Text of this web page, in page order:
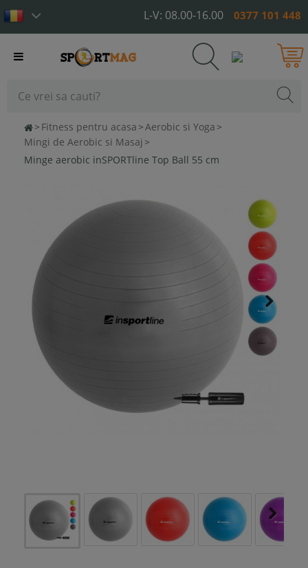
L-V: 08.00-16.00 0377 101 448
Toggle
> Fitness pentru acasa >Aerobic si Yoga >
Mingi de Aerobic si Masaj >
Minge aerobic inSPORTline Top Ball 55 cm